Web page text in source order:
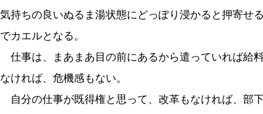
気持ちの良いぬるま湯状態にどっぽり浸かると押寄せ
でカエルとなる。
仕事は、まあまあ目の前にあるから遣っていれば給
なければ、危機感もない。
自分の仕事が既得権と思って、改革もなければ、部